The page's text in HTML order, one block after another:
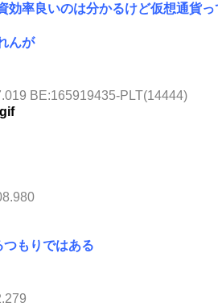
効率良いのは分かるけど仮想通貨
んが
BE:165919435-PLT(14444)
もりではある